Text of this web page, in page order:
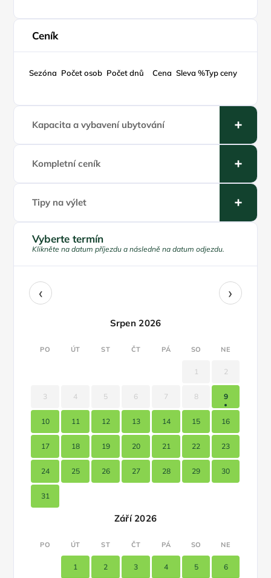
Ceník
Sezóna Počet osob Počet dnů Cena Sleva %Typ ceny
Kapacita a vybavení ubytování
Kompletní ceník
Tipy na výlet
Vyberte termín
Klikněte na datum příjezdu a následně na datum odjezdu.
‹ ›
Srpen 2026
PO ÚT ST ČT PÁ SO NE
1 2
3 4 5 6 7 8 9
10 11 12 13 14 15 16
17 18 19 20 21 22 23
24 25 26 27 28 29 30
31
Září 2026
PO ÚT ST ČT PÁ SO NE
1 2 3 4 5 6